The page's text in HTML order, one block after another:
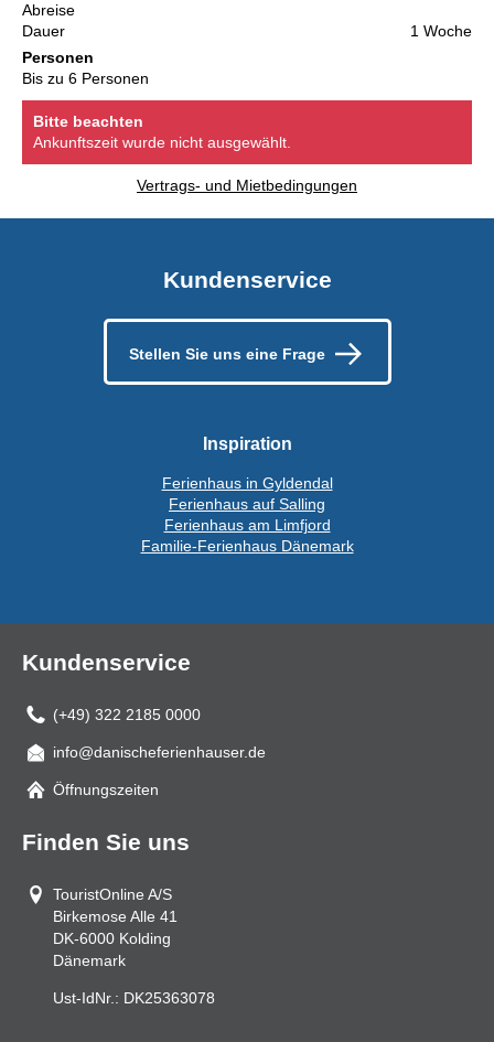
Abreise
Dauer
1 Woche
Personen
Bis zu 6 Personen
Bitte beachten
Ankunftszeit wurde nicht ausgewählt.
Vertrags- und Mietbedingungen
Kundenservice
Stellen Sie uns eine Frage
Inspiration
Ferienhaus in Gyldendal
Ferienhaus auf Salling
Ferienhaus am Limfjord
Familie-Ferienhaus Dänemark
Kundenservice
(+49) 322 2185 0000
Mail
info@danischeferienhauser.de
Öffnungszeiten
Finden Sie uns
TouristOnline A/S
Birkemose Alle 41
DK-6000 Kolding
Dänemark
Ust-IdNr.: DK25363078